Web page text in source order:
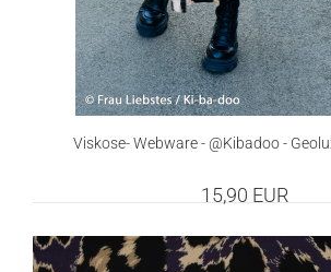
Viskose- Webware - @Kibadoo -
15,90 EUR